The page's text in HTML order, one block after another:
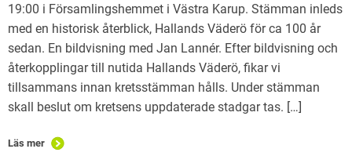
19:00 i Församlingshemmet i Västra Karup. Stämman inleds
med en historisk återblick, Hallands Väderö för ca 100 år
sedan. En bildvisning med Jan Lannér. Efter bildvisning och
återkopplingar till nutida Hallands Väderö, fikar vi
tillsammans innan kretsstämman hålls. Under stämman
skall beslut om kretsens uppdaterade stadgar tas. […]
Läs mer